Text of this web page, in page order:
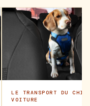
LE TRANSPORT DU
VOITURE